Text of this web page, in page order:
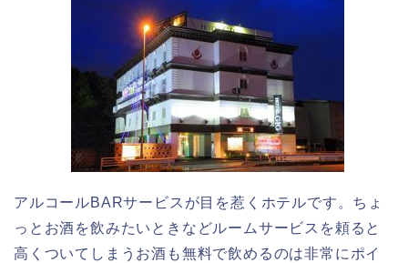
アルコールBARサービスが目を惹くホテルです。ちょ
っとお酒を飲みたいときなどルームサービスを頼ると
高くついてしまうお酒も無料で飲めるのは非常にポイ